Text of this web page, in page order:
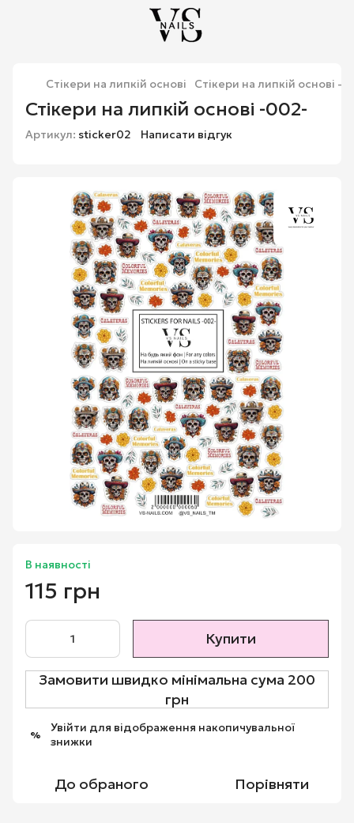
Стікери на липкій основі Стікери на липкій основі -
Стікери на липкій основі -002-
Артикул: sticker02 Написати відгук
В наявності
115 грн
Купити
Замовити швидко мінімальна сума 200
грн
% Увійти для відображення накопичувальної
знижки
До обраного Порівняти